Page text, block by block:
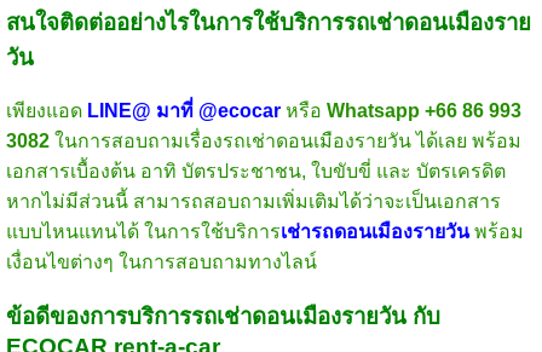
สนใจติดต่ออย่างไรในการใช้บริการรถเช่าดอนเมืองราย
วัน
เพียงแอด LINE@ มาที่ @ecocarหรือ Whatsapp +66 86 993
3082ในการสอบถามเรื่องรถเช่าดอนเมืองรายวัน ได้เลย พร้อม
เอกสารเบื้องต้น อาทิ บัตรประชาชน, ใบขับขี่ และ บัตรเครดิต
หากไม่มีส่วนนี้ สามารถสอบถามเพิ่มเติมได้ว่าจะเป็นเอกสาร
แบบไหนแทนได้ ในการใช้บริการเช่ารถดอนเมืองรายวันพร้อม
เงื่อนไขต่างๆ ในการสอบถามทางไลน์
ข้อดีของการบริการรถเช่าดอนเมืองรายวัน กับ